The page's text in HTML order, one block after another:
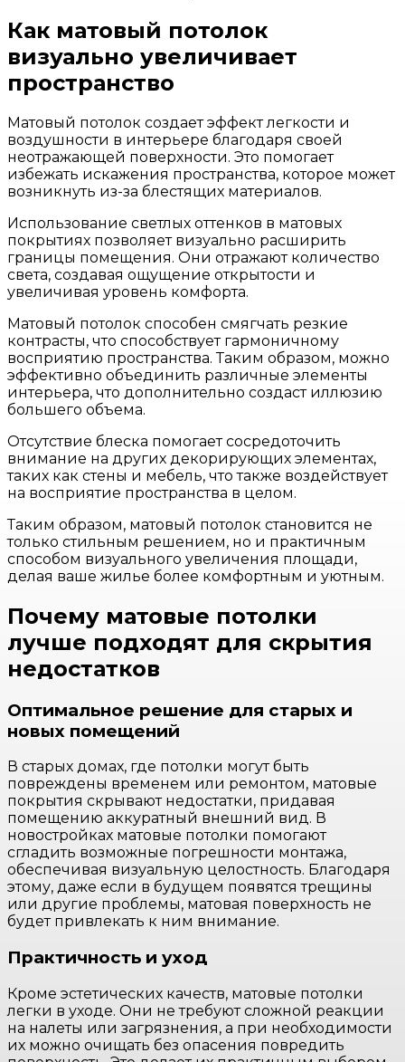
Как матовый потолок
визуально увеличивает
пространство
Матовый потолок создает эффект легкости и
воздушности в интерьере благодаря своей
неотражающей поверхности. Это помогает
избежать искажения пространства, которое может
возникнуть из-за блестящих материалов.
Использование светлых оттенков в матовых
покрытиях позволяет визуально расширить
границы помещения. Они отражают количество
света, создавая ощущение открытости и
увеличивая уровень комфорта.
Матовый потолок способен смягчать резкие
контрасты, что способствует гармоничному
восприятию пространства. Таким образом, можно
эффективно объединить различные элементы
интерьера, что дополнительно создаст иллюзию
большего объема.
Отсутствие блеска помогает сосредоточить
внимание на других декорирующих элементах,
таких как стены и мебель, что также воздействует
на восприятие пространства в целом.
Таким образом, матовый потолок становится не
только стильным решением, но и практичным
способом визуального увеличения площади,
делая ваше жилье более комфортным и уютным.
Почему матовые потолки
лучше подходят для скрытия
недостатков
Оптимальное решение для старых и
новых помещений
В старых домах, где потолки могут быть
повреждены временем или ремонтом, матовые
покрытия скрывают недостатки, придавая
помещению аккуратный внешний вид. В
новостройках матовые потолки помогают
сгладить возможные погрешности монтажа,
обеспечивая визуальную целостность. Благодаря
этому, даже если в будущем появятся трещины
или другие проблемы, матовая поверхность не
будет привлекать к ним внимание.
Практичность и уход
Кроме эстетических качеств, матовые потолки
легки в уходе. Они не требуют сложной реакции
на налеты или загрязнения, а при необходимости
их можно очищать без опасения повредить